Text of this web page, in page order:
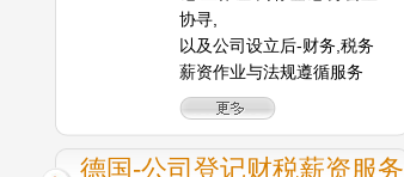
协寻,
以及公司设立后-财务,税务
薪资作业与法规遵循服务
德国-公司登记财税薪资服务